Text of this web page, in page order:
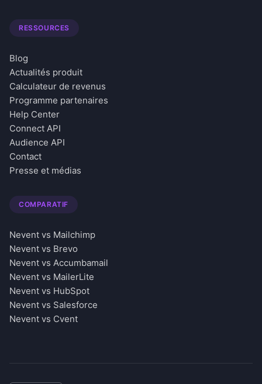
RESSOURCES
Blog
Actualités produit
Calculateur de revenus
Programme partenaires
Help Center
Connect API
Audience API
Contact
Presse et médias
COMPARATIF
Nevent vs Mailchimp
Nevent vs Brevo
Nevent vs Accumbamail
Nevent vs MailerLite
Nevent vs HubSpot
Nevent vs Salesforce
Nevent vs Cvent